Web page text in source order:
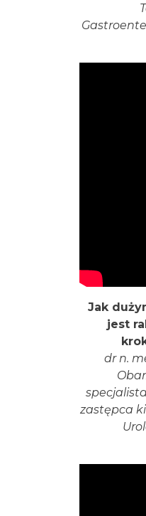
Jak
jest
dr n.
zastępca